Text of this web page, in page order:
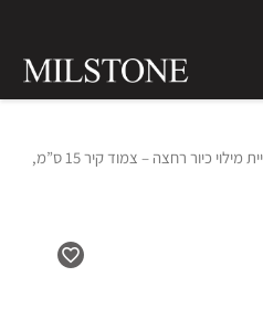
פיית מילוי כיור רחצה – צמוד קיר 15 ס”מ,